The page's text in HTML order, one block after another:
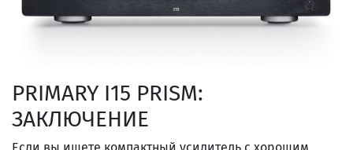
PRIMARY I15 PRISM:
ЗАКЛЮЧЕНИЕ